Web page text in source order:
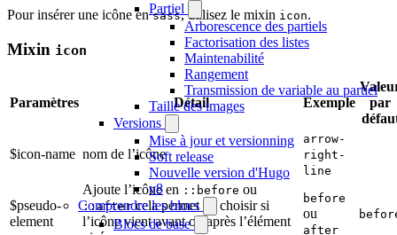
Partiel
Arborescence des partiels
Factorisation des listes
Maintenabilité
Rangement
Transmission de variable au partiel
Taille des images
Versions
Mise à jour et versionning
Soft release
Nouvelle version d'Hugo
v8
Comprendre les blocs
Blocs de base
Pour insérer une icône ensass, utilisez le mixin icon.
Mixin icon
Paramètres Détail Exemple
par
$icon-name nom de l’icône
arrow-
right-
line
$pseudo-
element
Ajoute l’icône en ::before ou
::aftercela permet de choisir si
l’icône vient avant ou après l’élément
before
ou
after